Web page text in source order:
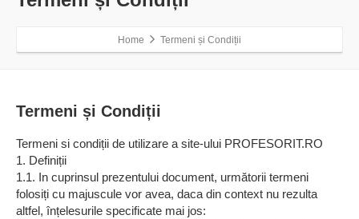
Home Termeni și Condiții
Termeni și Condiții
Termeni si condiții de utilizare a site-ului PROFESORIT.RO
1. Definiții
1.1. In cuprinsul prezentului document, următorii termeni
folosiți cu majuscule vor avea, daca din context nu rezulta
altfel, înțelesurile specificate mai jos: